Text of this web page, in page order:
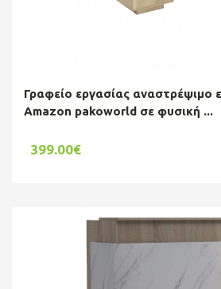
Γραφείο εργασίας αναστρέψιμο
Amazon pakoworld σε φυσική ...
399.00€